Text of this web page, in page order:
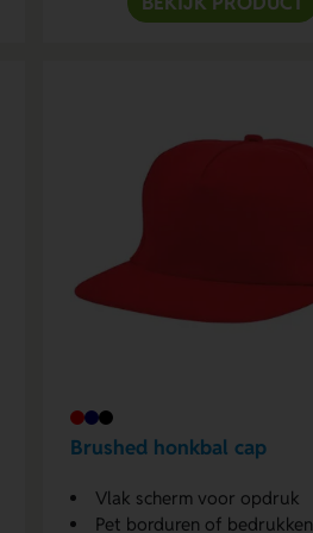
Brushed honkbal cap
Vlak scherm voor opdruk
Pet borduren of bedrukken